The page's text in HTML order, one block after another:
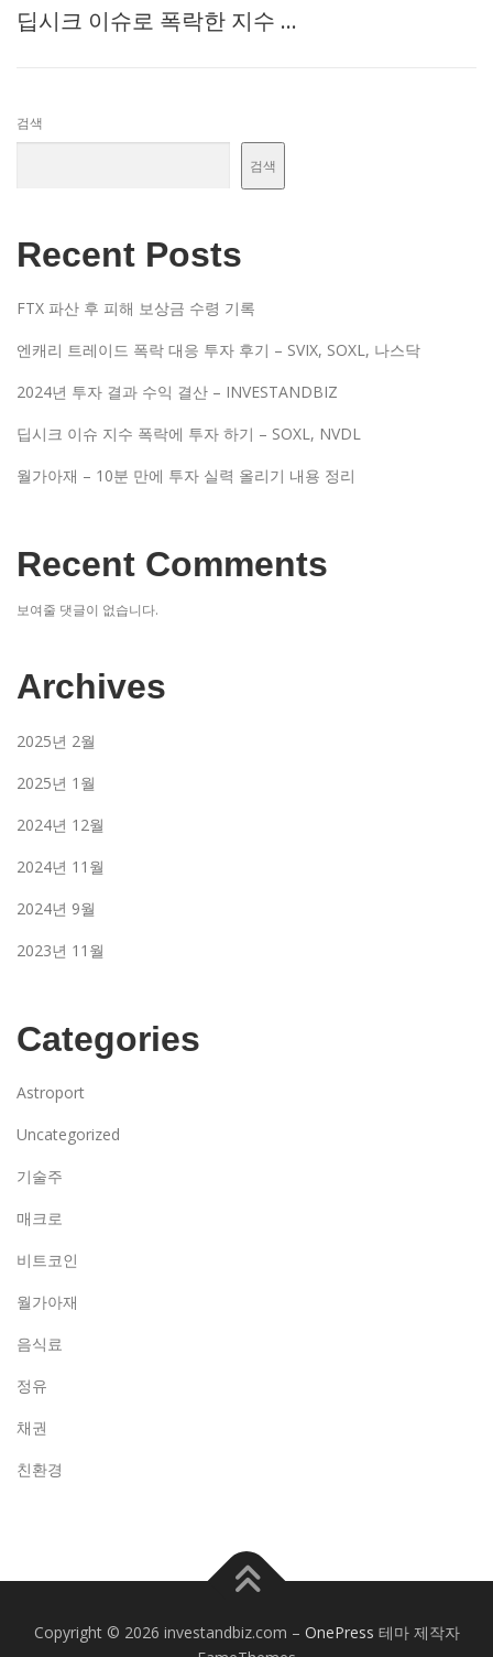
딥시크 이슈로 폭락한 지수 …
검색
검색
Recent Posts
FTX 파산 후 피해 보상금 수령 기록
엔캐리 트레이드 폭락 대응 투자 후기 – SVIX, SOXL, 나스닥
2024년 투자 결과 수익 결산 – INVESTANDBIZ
딥시크 이슈 지수 폭락에 투자 하기 – SOXL, NVDL
월가아재 – 10분 만에 투자 실력 올리기 내용 정리
Recent Comments
보여줄 댓글이 없습니다.
Archives
2025년 2월
2025년 1월
2024년 12월
2024년 11월
2024년 9월
2023년 11월
Categories
Astroport
Uncategorized
기술주
매크로
비트코인
월가아재
음식료
정유
채권
친환경
Copyright © 2026 investandbiz.com – OnePress 테마 제작자